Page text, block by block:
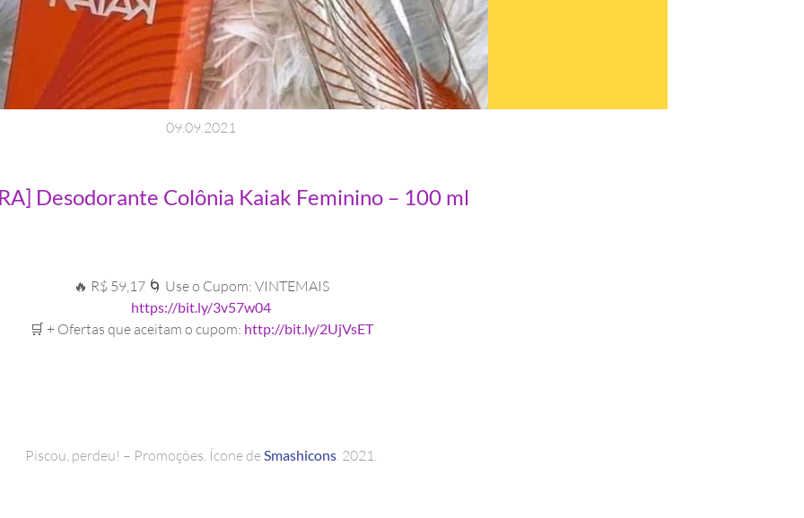
09.09.2021
Desodorante Colônia Kaiak Feminino – 100 ml
🔥 R$ 59,17 🌀 Use o Cupom: VINTEMAIS
https://bit.ly/3v57w04
🛒 + Ofertas que aceitam o cupom: http://bit.ly/2UjVsET
Piscou, perdeu! – Promoções. Ícone deSmashicons . 2021.